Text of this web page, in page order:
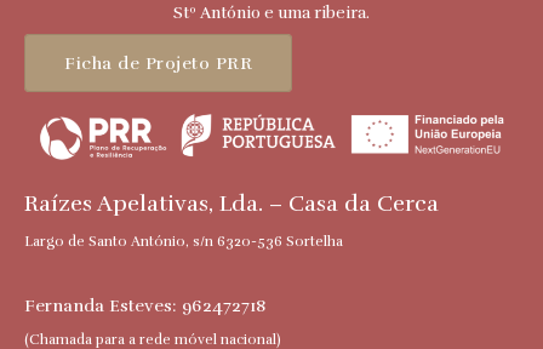
Stº António e uma ribeira.
Ficha de Projeto PRR
Raízes Apelativas, Lda. – Casa da Cerca
Largo de Santo António, s/n 6320-536 Sortelha
Fernanda Esteves: 962472718
(Chamada para a rede móvel nacional)